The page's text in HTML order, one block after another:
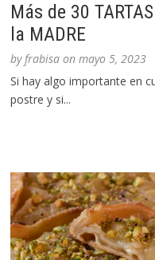
Más de 30
la MADRE
byfrabisa onmayo 5, 2023
Si hay algo importante en
postre y si...